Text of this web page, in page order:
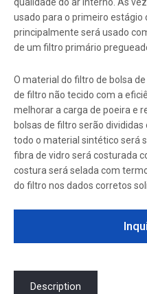
usado para o primeiro estágio
principalmente será usado
de um filtro primário
O material do filtro de bolsa
de filtro não tecido com a
melhorar a carga de poeira e
bolsas de filtro serão
todo o material sintético será
fibra de vidro será costurada
costura será selada com
do filtro nos dados corretos
Description